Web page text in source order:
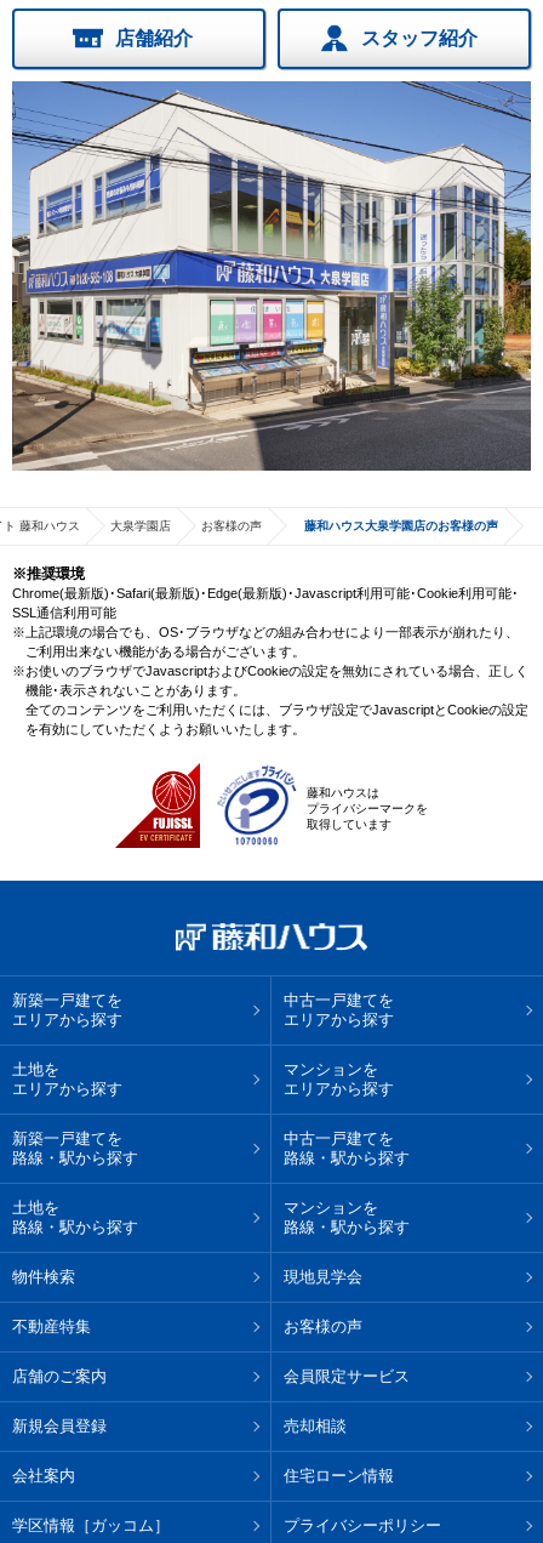
店舗紹介 スタッフ紹介
藤和ハウス 大泉学園店 お客様の声 藤和ハウス大泉学園店のお客様の声
※推奨環境
Chrome(最新版)･Safari(最新版)･Edge(最新版)･Javascript利用可能･Cookie利用可能･
SSL通信利用可能
※上記環境の場合でも、OS･ブラウザなどの組み合わせにより一部表示が崩れたり、
ご利用出来ない機能がある場合がございます。
※お使いのブラウザでJavascriptおよびCookieの設定を無効にされている場合、正しく
機能･表示されないことがあります。
全てのコンテンツをご利用いただくには、ブラウザ設定でJavascriptとCookieの設定
を有効にしていただくようお願いいたします。
藤和ハウスは
プライバシーマークを
取得しています
新築一戸建てを
エリアから探す
中古一戸建てを
エリアから探す
土地を
エリアから探す
マンションを
エリアから探す
新築一戸建てを
路線・駅から探す
中古一戸建てを
路線・駅から探す
土地を
路線・駅から探す
マンションを
路線・駅から探す
物件検索 現地見学会
不動産特集 お客様の声
店舗のご案内 会員限定サービス
新規会員登録 売却相談
会社案内 住宅ローン情報
学区情報［ガッコム］ プライバシーポリシー